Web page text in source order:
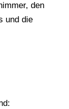
den
und die